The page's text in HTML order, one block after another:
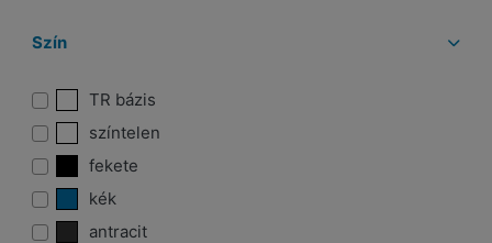
Szín
TR bázis
színtelen
fekete
kék
antracit